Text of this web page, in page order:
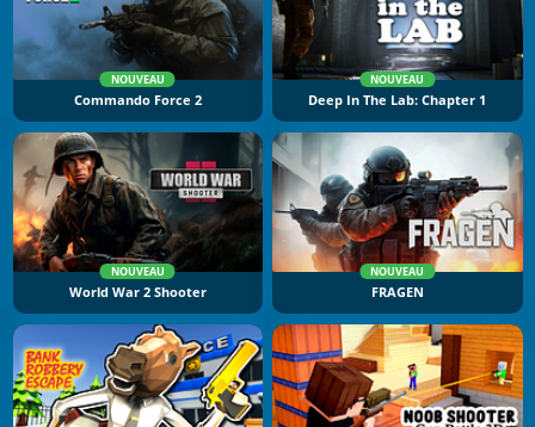
NOUVEAU
Commando Force 2
NOUVEAU
Deep In The Lab: Chapter 1
NOUVEAU
World War 2 Shooter
NOUVEAU
FRAGEN